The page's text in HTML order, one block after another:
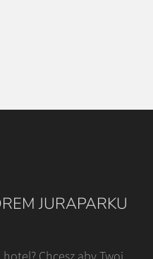
JURAPARKU
Chcesz aby Twoi